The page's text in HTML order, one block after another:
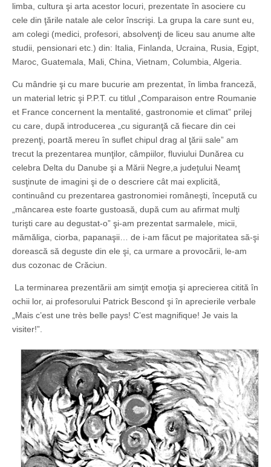
limba, cultura şi arta acestor locuri, prezentate în asociere cu
cele din ţările natale ale celor înscrişi. La grupa la care sunt eu,
am colegi (medici, profesori, absolvenţi de liceu sau anume alte
studii, pensionari etc.) din: Italia, Finlanda, Ucraina, Rusia, Egipt,
Maroc, Guatemala, Mali, China, Vietnam, Columbia, Algeria.
Cu mândrie şi cu mare bucurie am prezentat, în limba franceză,
un material letric şi P.P.T. cu titlul „Comparaison entre Roumanie
et France concernent la mentalité, gastronomie et climat” prilej
cu care, după introducerea „cu siguranţă că fiecare din cei
prezenţi, poartă mereu în suflet chipul drag al ţării sale” am
trecut la prezentarea munţilor, câmpiilor, fluviului Dunărea cu
celebra Delta du Danube şi a Mării Negre,a judeţului Neamţ
susţinute de imagini şi de o descriere cât mai explicită,
continuând cu prezentarea gastronomiei româneşti, începută cu
„mâncarea este foarte gustoasă, după cum au afirmat mulţi
turişti care au degustat-o” şi-am prezentat sarmalele, micii,
mămăliga, ciorba, papanaşii… de i-am făcut pe majoritatea să-şi
dorească să deguste din ele şi, ca urmare a provocării, le-am
dus cozonac de Crăciun.
La terminarea prezentării am simţit emoţia şi aprecierea citită în
ochii lor, ai profesorului Patrick Bescond şi în aprecierile verbale
„Mais c’est une très belle pays! C’est magnifique! Je vais la
visiter!”.